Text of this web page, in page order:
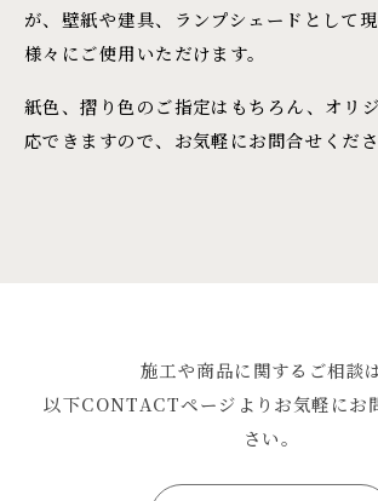
が、壁紙や建具、ランプシェードとして
様々にご使用いただけます。
紙色、摺り色のご指定はもちろん、オリ
応できますので、お気軽にお問合せくださ
施工や商品に関するご相談は
以下CONTACTページよりお気軽にお
さい。